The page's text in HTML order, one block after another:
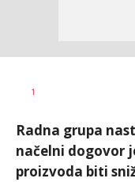
AUTOR
1
Radna grupa
načelni dogovor
proizvoda biti